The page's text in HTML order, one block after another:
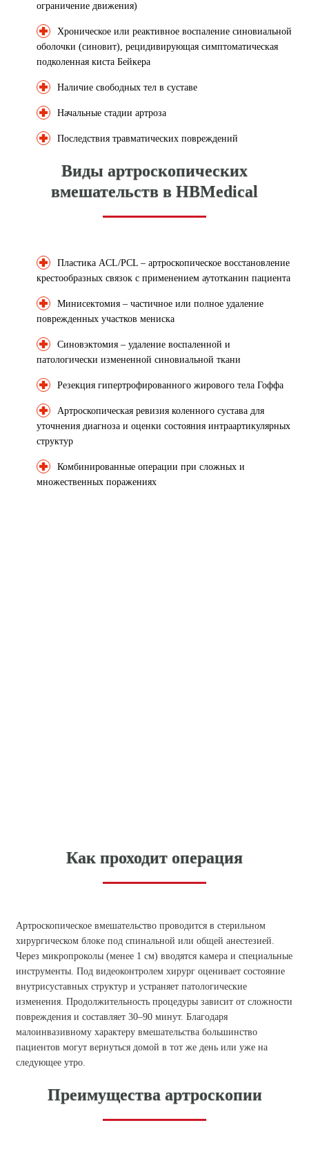
ограничение движения)
Хроническое или реактивное воспаление синовиальной
оболочки (синовит), рецидивирующая симптоматическая
подколенная киста Бейкера
Наличие свободных тел в суставе
Начальные стадии артроза
Последствия травматических повреждений
Виды артроскопических
вмешательств в HBMedical
Пластика ACL/PCL – артроскопическое восстановление
крестообразных связок с применением аутотканин пациента
Минисектомия – частичное или полное удаление
поврежденных участков мениска
Синовэктомия – удаление воспаленной и
патологически измененной синовиальной ткани
Резекция гипертрофированного жирового тела Гоффа
Артроскопическая ревизия коленного сустава для
уточнения диагноза и оценки состояния интраартикулярных
структур
Комбинированные операции при сложных и
множественных поражениях
Как проходит операция
Артроскопическое вмешательство проводится в стерильном
хирургическом блоке под спинальной или общей анестезией.
Через микропроколы (менее 1 см) вводятся камера и специальные
инструменты. Под видеоконтролем хирург оценивает состояние
внутрисуставных структур и устраняет патологические
изменения. Продолжительность процедуры зависит от сложности
повреждения и составляет 30–90 минут. Благодаря
малоинвазивному характеру вмешательства большинство
пациентов могут вернуться домой в тот же день или уже на
следующее утро.
Преимущества артроскопии